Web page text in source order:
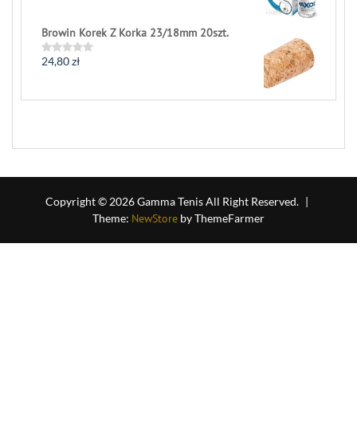
of
5
Browin Korek Z Korka 23/18mm 20szt.
Rated
of
24,80zł
Copyright © 2026 Gamma Tenis All Right Reserved. |
Theme: NewStore by ThemeFarmer